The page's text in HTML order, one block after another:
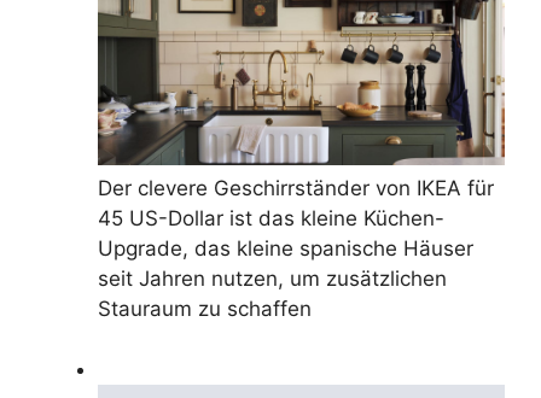
Der clevere Geschirrständer von IKEA für
45 US-Dollar ist das kleine Küchen-
Upgrade, das kleine spanische Häuser
seit Jahren nutzen, um zusätzlichen
Stauraum zu schaffen